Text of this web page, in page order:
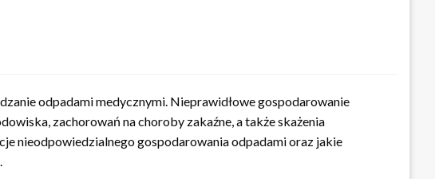
odpadami medycznymi. Nieprawidłowe gospodarowanie
zachorowań na choroby zakaźne, a także skażenia
nieodpowiedzialnego gospodarowania odpadami oraz jakie